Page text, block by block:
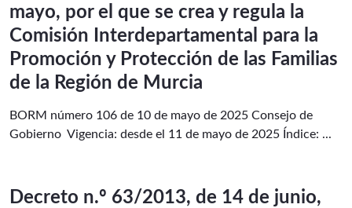
mayo, por el que se crea y regula la
Comisión Interdepartamental para la
Promoción y Protección de las Familias
de la Región de Murcia
BORM número 106 de 10 de mayo de 2025 Consejo de
Gobierno Vigencia: desde el 11 de mayo de 2025 Índice: ...
Decreto n.º 63/2013, de 14 de junio,